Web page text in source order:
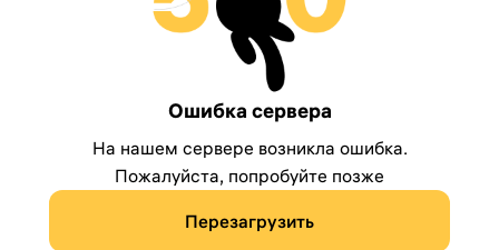
Ошибка сервера
На нашем сервере возникла ошибка.
Пожалуйста, попробуйте позже
Перезагрузить